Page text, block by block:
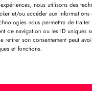
nous utilisons des
et/ou accéder aux informations
nous permettra de traiter
de navigation ou les ID uniques
retirer son consentement peut
et fonctions.